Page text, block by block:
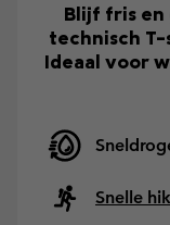
Blijf fris en
technisch
Ideaal voor
Snelle